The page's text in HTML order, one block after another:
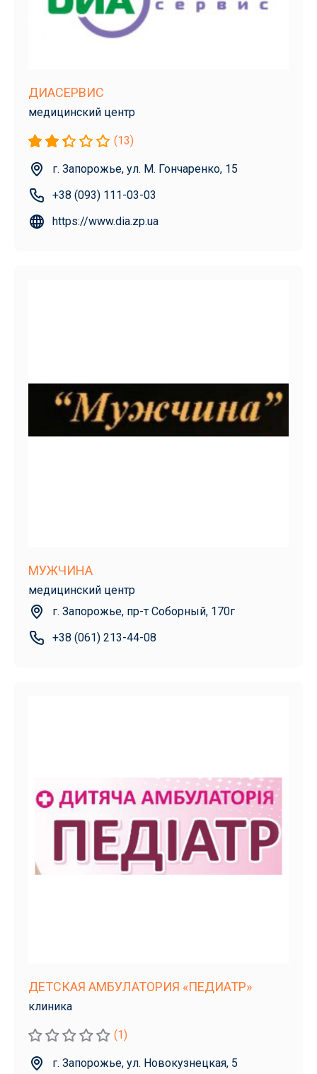
ДИАСЕРВИС
медицинский центр
(13)
г. Запорожье, ул. М. Гончаренко, 15
+38 (093) 111-03-03
https://www.dia.zp.ua
МУЖЧИНА
медицинский центр
г. Запорожье, пр-т Соборный, 170г
+38 (061) 213-44-08
ДЕТСКАЯ АМБУЛАТОРИЯ «ПЕДИАТР»
клиника
(1)
г. Запорожье, ул. Новокузнецкая, 5